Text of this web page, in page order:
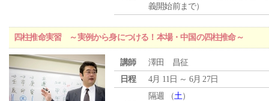
義開始前まで）
四柱推命実習 ～実例から身につける！本場・中国の四柱推命～
講師
澤田 昌征
日程
4月 11日 ～ 6月 27日
隔週 （土）